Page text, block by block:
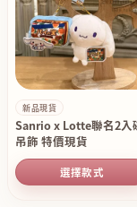
新品現貨
Sanrio x Lotte聯名2入
吊飾 特價現貨
選擇款式